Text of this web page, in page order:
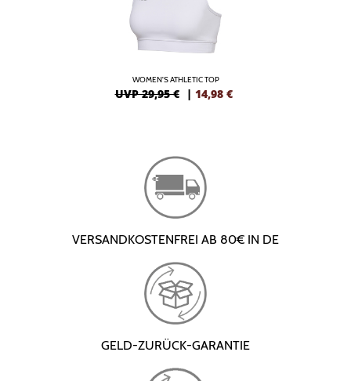
WOMEN'S ATHLETIC TOP
UVP 29,95 € | 14,98 €
VERSANDKOSTENFREI AB 80€ IN DE
GELD-ZURÜCK-GARANTIE